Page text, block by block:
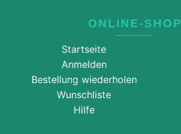
ONLINE-SHOP
Startseite
Anmelden
Bestellung wiederholen
Wunschliste
Hilfe